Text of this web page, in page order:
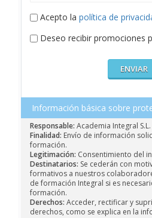
Acepto la política de
Deseo recibir promociones
Información básica sobre
Responsable: Academia Integral S.L.
Finalidad: Envío de información
formación.
Legitimación: Consentimiento del
Destinatarios: Se cederán con
formativos a nuestros
de formación Integral si es
formación.
Derechos: Acceder, rectificar y
derechos, como se explica en la